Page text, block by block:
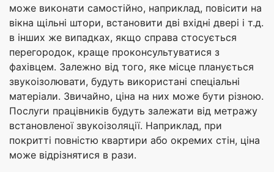
може виконати самостійно, наприклад, повісити на
вікна щільні штори, встановити дві вхідні двері і т.д.
в інших же випадках, якщо справа стосується
перегородок, краще проконсультуватися з
фахівцем. Залежно від того, яке місце планується
звукоізолювати, будуть використані спеціальні
матеріали. Звичайно, ціна на них може бути різною.
Послуги працівників будуть залежати від метражу
встановленої звукоізоляції. Наприклад, при
покритті повністю квартири або окремих стін, ціна
може відрізнятися в рази.